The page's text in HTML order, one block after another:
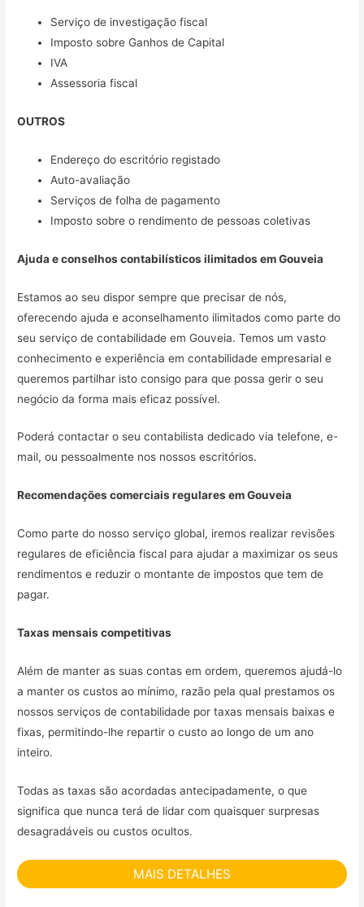
Serviço de investigação fiscal
Imposto sobre Ganhos de Capital
IVA
Assessoria fiscal
OUTROS
Endereço do escritório registado
Auto-avaliação
Serviços de folha de pagamento
Imposto sobre o rendimento de pessoas coletivas
Ajuda e conselhos contabilísticos ilimitados emGouveia
Estamos ao seu dispor sempre que precisar de nós,
oferecendo ajuda e aconselhamento ilimitados como parte do
seu serviço de contabilidade em Gouveia. Temos um vasto
conhecimento e experiência em contabilidade empresarial e
queremos partilhar isto consigo para que possa gerir o seu
negócio da forma mais eficaz possível.
Poderá contactar o seu contabilista dedicado via telefone, e-
mail, ou pessoalmente nos nossos escritórios.
Recomendações comerciais regulares emGouveia
Como parte do nosso serviço global, iremos realizar revisões
regulares de eficiência fiscal para ajudar a maximizar os seus
rendimentos e reduzir o montante de impostos que tem de
pagar.
Taxas mensais competitivas
Além de manter as suas contas em ordem, queremos ajudá-lo
a manter os custos ao mínimo, razão pela qual prestamos os
nossos serviços de contabilidade por taxas mensais baixas e
fixas, permitindo-lhe repartir o custo ao longo de um ano
inteiro.
Todas as taxas são acordadas antecipadamente, o que
significa que nunca terá de lidar com quaisquer surpresas
desagradáveis ou custos ocultos.
MAIS DETALHES